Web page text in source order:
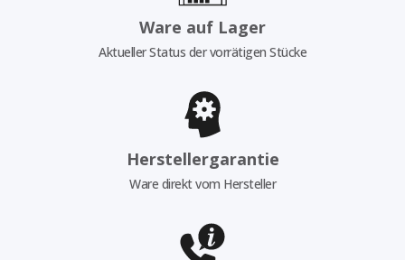
Ware auf Lager
Aktueller Status der vorrätigen Stücke
Herstellergarantie
Ware direkt vom Hersteller